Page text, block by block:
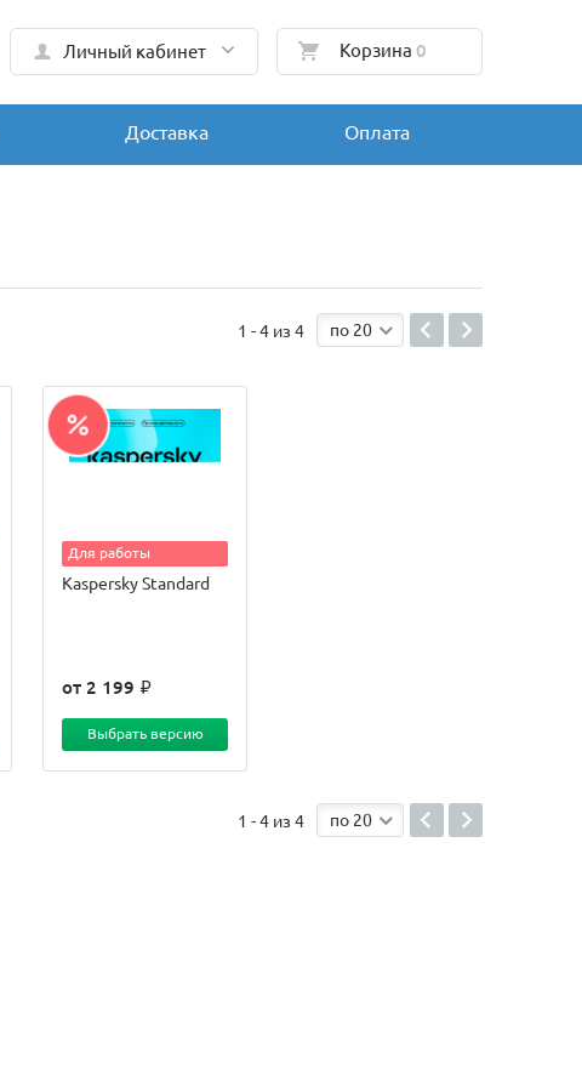
Личный кабинет Корзина 0
Доставка Оплата
1 - 4 из 4 по 20
Для работы
Kaspersky Standard
от 2 199
Выбрать версию
1 - 4 из 4 по 20